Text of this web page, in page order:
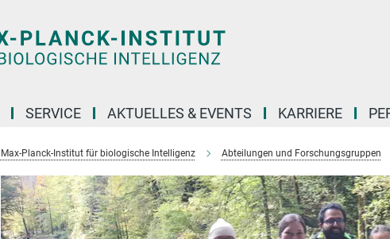
SERVICE AKTUELLES & EVENTS KARRIERE
Max-Planck-Institut für biologische Intelligenz Abteilungen und Forschungsgruppen